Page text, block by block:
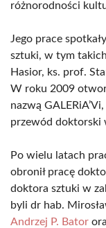
różnorodności
Jego prace
sztuki, w tym
Hasior, ks. prof.
W roku 2009
nazwą
przewód doktorski
Po wielu latach
obronił pracę
doktora sztuki w
byli dr hab.
Andrzej P. Bator